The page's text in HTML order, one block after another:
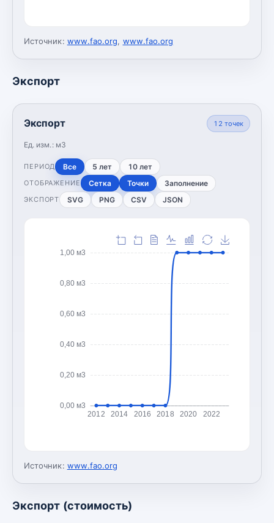
Источник: www.fao.org, www.fao.org
Экспорт
Экспорт
Ед. изм.: м3
12 точек
ПЕРИОД Все 5 лет 10 лет
ОТОБРАЖЕНИЕ Сетка Точки Заполнение
ЭКСПОРТ SVG PNG CSV JSON
0,00 м3
0,20 м3
0,40 м3
0,60 м3
0,80 м3
1,00 м3
2012 2014 2016 2018 2020 2022
Источник: www.fao.org
Экспорт (стоимость)